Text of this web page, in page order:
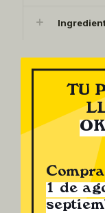
TU
1 de